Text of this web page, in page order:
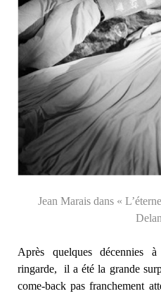
Jean Marais dans «
Après quelques décennies
ringarde, il a été la grande
come-back pas franchement